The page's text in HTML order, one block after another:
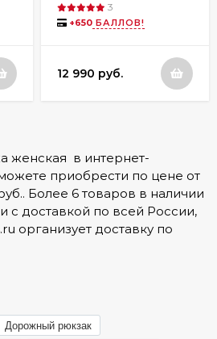
Автомобиль №3
мокко флотер
3
+650 БАЛЛОВ!
12 990 руб.
женская в интернет-
приобрести по цене от
Более 6 товаров в наличии
с доставкой по всей России,
организует доставку по
доставки, а также
разделе
кожа женская можно
доступен заказ по номеру
52 или в одном из 15 наших
Дорожный рюкзак